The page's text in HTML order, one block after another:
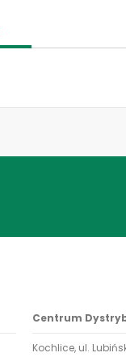
Centrum
Kochlice, ul.